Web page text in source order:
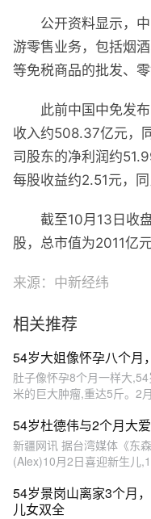
公开资料显示，中
游零售业务，包括烟
等免税商品的批发、零
此前中国中免发布
收入约508.37亿元，
司股东的净利润约
每股收益约2.51元，同
截至10月13日收盘
股，总市值为2011亿
来源：中新经纬
相关推荐
54岁大姐像怀孕八个月
肚子像怀孕8个月一样大
米的巨大肿瘤,重达5斤。2
54岁杜德伟与2个月大
新疆网讯 据台湾媒体《东
(Alex)10月2日喜迎新生儿
54岁景岗山离家3个月
儿女双全